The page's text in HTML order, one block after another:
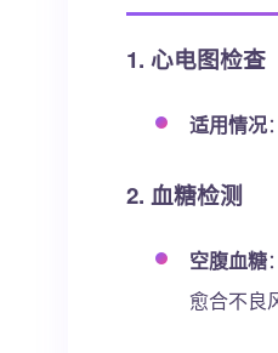
1. 心电图检查
适用情况
2. 血糖检测
空腹血糖
愈合不良